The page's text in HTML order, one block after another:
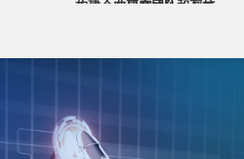
构建企业研究团队和高校